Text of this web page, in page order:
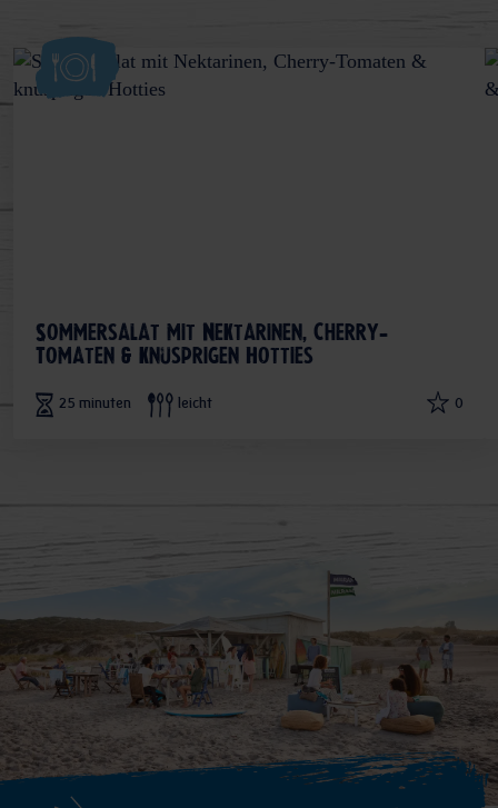
Sommersalat mit Nektarinen, Cherry-
Tomaten & knusprigen Hotties
25 minuten leicht 0